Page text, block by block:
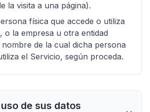
la visita a una página).
física que accede o utiliza
o la empresa u otra entidad
de la cual dicha persona
el Servicio, según proceda.
de sus datos